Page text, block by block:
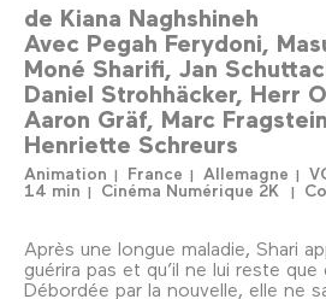
de Kiana Naghshineh
Avec Pegah Ferydoni
Moné Sharifi Jan
Daniel Strohhäcker Herr
Aaron Gräf Marc Fragstein
Henriette Schreurs
Animation France Allemagne
14 min
Cinéma Numérique 2K
Après une longue maladie, Shari
guérira pas et qu’il ne lui reste que
Débordée par la nouvelle, elle ne